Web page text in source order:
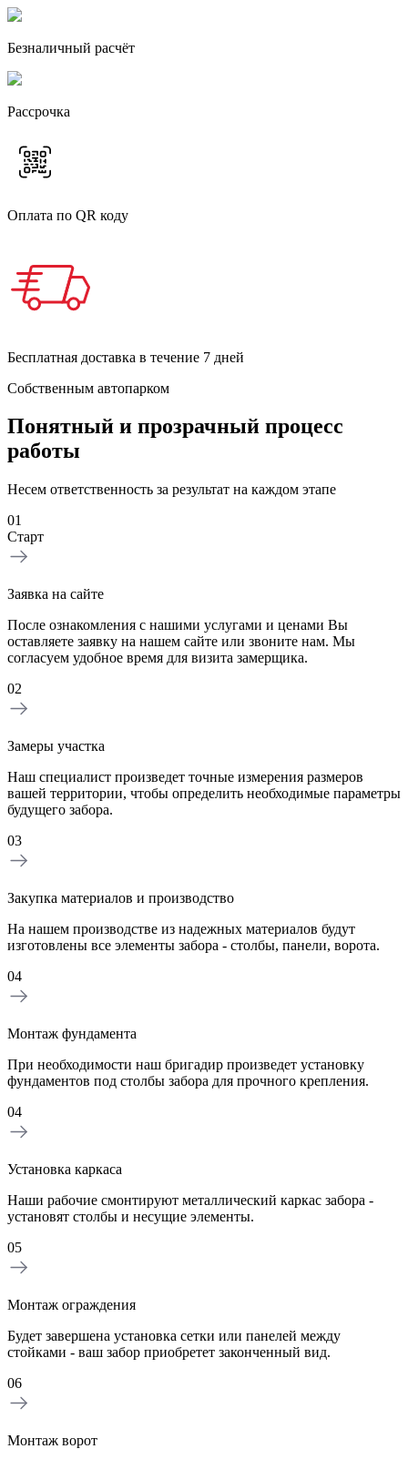
Безналичный расчёт
Рассрочка
Оплата по QR коду
Бесплатная доставка в течение 7 дней
Собственным автопарком
Понятный и прозрачный процесс
работы
Несем ответственность за результат на каждом этапе
01
Старт
Заявка на сайте
После ознакомления с нашими услугами и ценами Вы
оставляете заявку на нашем сайте или звоните нам. Мы
согласуем удобное время для визита замерщика.
02
Замеры участка
Наш специалист произведет точные измерения размеров
вашей территории, чтобы определить необходимые параметры
будущего забора.
03
Закупка материалов и производство
На нашем производстве из надежных материалов будут
изготовлены все элементы забора - столбы, панели, ворота.
04
Монтаж фундамента
При необходимости наш бригадир произведет установку
фундаментов под столбы забора для прочного крепления.
04
Установка каркаса
Наши рабочие смонтируют металлический каркас забора -
установят столбы и несущие элементы.
05
Монтаж ограждения
Будет завершена установка сетки или панелей между
стойками - ваш забор приобретет законченный вид.
06
Монтаж ворот